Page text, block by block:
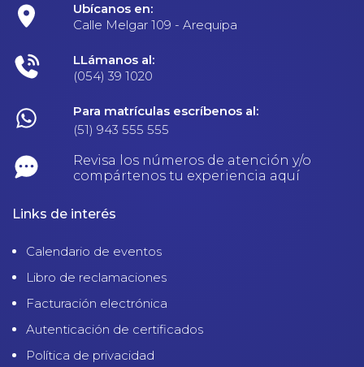
Ubícanos en:
Calle Melgar 109 - Arequipa
LLámanos al:
(054) 39 1020
Para matrículas escríbenos al:
(51) 943 555 555
Revisa los números de atención y/o
compártenos tu experiencia aquí
Links de interés
Calendario de eventos
Libro de reclamaciones
Facturación electrónica
Autenticación de certificados
Política de privacidad